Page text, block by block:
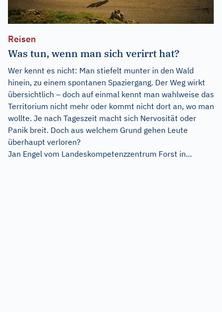
Reisen
Was tun, wenn man sich verirrt hat?
Wer kennt es nicht: Man stiefelt munter in den Wald
hinein, zu einem spontanen Spaziergang. Der Weg wirkt
übersichtlich – doch auf einmal kennt man wahlweise das
Territorium nicht mehr oder kommt nicht dort an, wo man
wollte. Je nach Tageszeit macht sich Nervosität oder
Panik breit. Doch aus welchem Grund gehen Leute
überhaupt verloren?
Jan Engel vom Landeskompetenzzentrum Forst in...